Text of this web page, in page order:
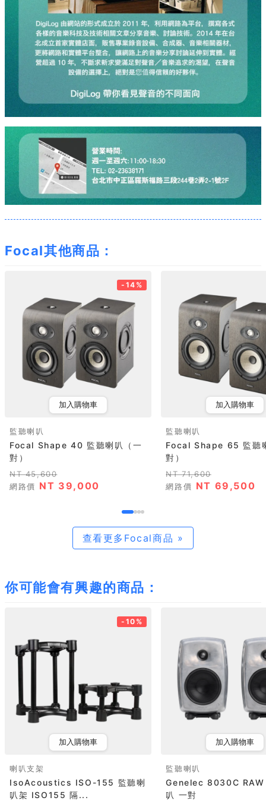
Focal其他商品：
-14%
加入購物車
監聽喇叭
Focal Shape 40 監聽喇叭（一
對）
NT 45,600
網路價 NT 39,000
加入購物車
監聽喇叭
Focal Shape 65 監聽
對）
NT 71,600
網路價 NT 69,500
查看更多Focal商品 »
你可能會有興趣的商品：
-10%
加入購物車
喇叭支架
IsoAcoustics ISO-155 監聽喇
叭架 ISO155 隔...
加入購物車
監聽喇叭
Genelec 8030C RAW
叭 一對